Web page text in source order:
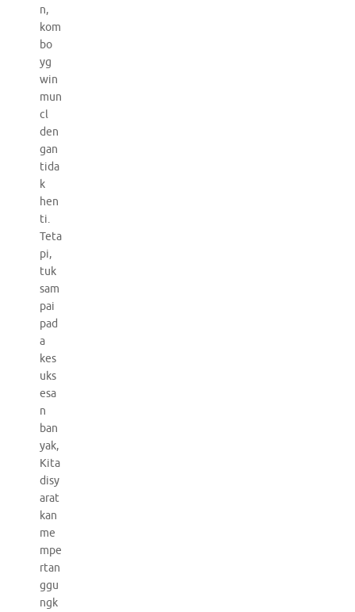
n,
kom
bo
yg
win
mun
cl
den
gan
tida
k
hen
ti.
Teta
pi,
tuk
sam
pai
pad
a
kes
uks
esa
n
ban
yak,
Kita
disy
arat
kan
me
mpe
rtan
ggu
ngk